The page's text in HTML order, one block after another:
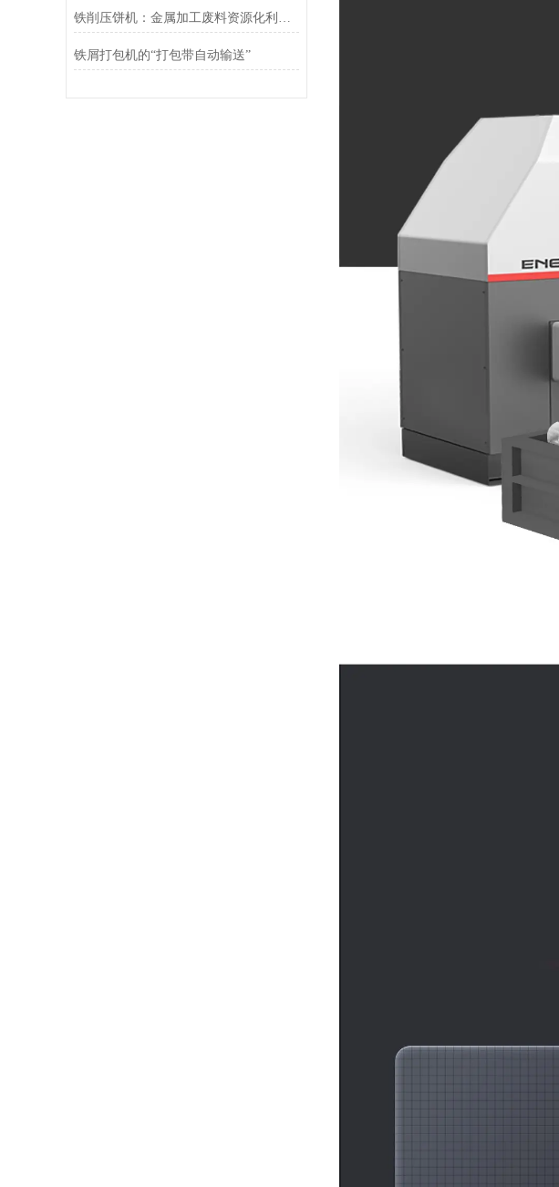
铁削压饼机：金属加工废料资源化利用的关键装备
铁屑打包机的“打包带自动输送”